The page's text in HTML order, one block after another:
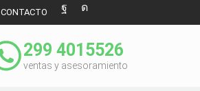
CONTACTO
299 4015526
ventas y asesoramiento